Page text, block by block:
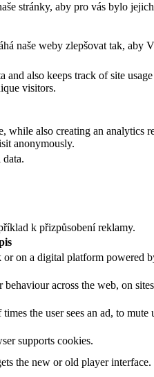
stránky, aby pro vás bylo
naše weby zlepšovat tak, aby
also keeps track of site
visitors.
also creating an analytics
anonymously.
k přizpůsobení reklamy.
on a digital platform powered
across the web, on
the user sees an ad, to mute
supports cookies.
the new or old player interface.